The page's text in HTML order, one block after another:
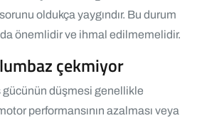
oldukça yaygındır. Bu durum
da önemlidir ve ihmal edilmemelidir.
çekmiyor
gücünün düşmesi genellikle
performansının azalması veya